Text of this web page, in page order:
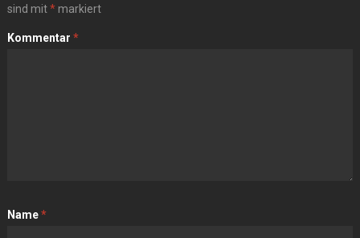
sind mit*markiert
Kommentar *
Name*